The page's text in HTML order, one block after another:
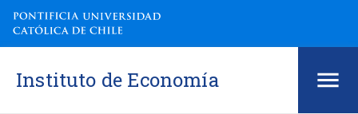
Instituto de Economía